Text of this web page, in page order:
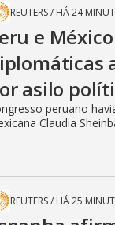
REUTERS/ HÁ 24
e
asilo
peruano
Claudia
REUTERS/ HÁ 25